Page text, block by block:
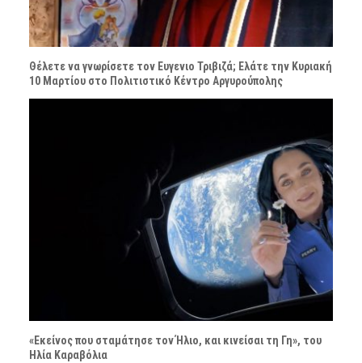
Θέλετε να γνωρίσετε τον Ευγενιο Τριβιζά; Ελάτε την Κυριακή
10 Μαρτίου στο Πολιτιστικό Κέντρο Αργυρούπολης
«Εκείνος που σταμάτησε τον Ήλιο, και κινείσαι τη Γη», του
Ηλία Καραβόλια